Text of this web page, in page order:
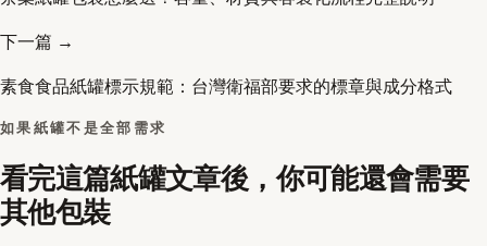
下一篇 →
素食食品紙罐標示規範：台灣衛福部要求的標章與成分格式
如果紙罐不是全部需求
看完這篇紙罐文章後，你可能還會需要
其他包裝